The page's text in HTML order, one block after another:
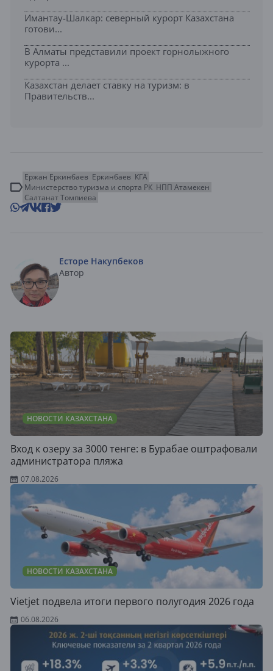
Имантау-Шалкар: северный курорт Казахстана
готови...
В Алматы представили проект горнолыжного
курорта ...
Казахстан делает ставку на туризм: в
Правительств...
Ержан Еркинбаев Еркинбаев КГА
Министерство туризма и спорта РК НПП Атамекен
Салтанат Томпиева
Есторе Накупбеков
Автор
НОВОСТИ КАЗАХСТАНА
Вход к озеру за 3000 тенге: в Бурабае оштрафовали
администратора пляжа
07.08.2026
НОВОСТИ КАЗАХСТАНА
Vietjet подвела итоги первого полугодия 2026 года
06.08.2026